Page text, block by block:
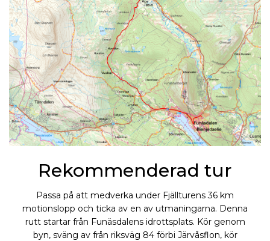
Rekommenderad tur
Passa på att medverka under Fjällturens 36 km
motionslopp och ticka av en av utmaningarna. Denna
rutt startar från Funäsdalens idrottsplats. Kör genom
byn, sväng av från riksväg 84 förbi Järvåsflon, kör